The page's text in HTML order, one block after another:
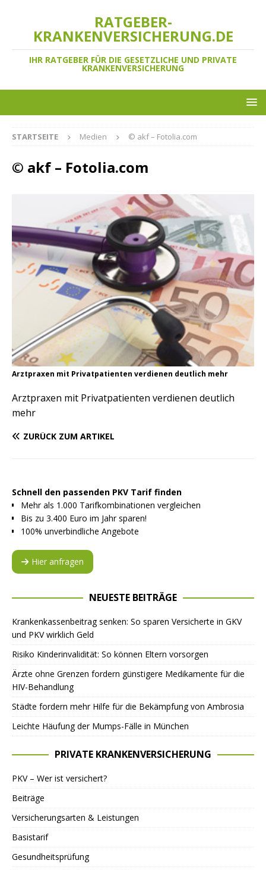
RATGEBER-
KRANKENVERSICHERUNG.DE
IHR RATGEBER FÜR DIE GESETZLICHE UND PRIVATE
KRANKENVERSICHERUNG
STARTSEITE Medien © akf – Fotolia.com
© akf – Fotolia.com
Arztpraxen mit Privatpatienten verdienen deutlich mehr
Arztpraxen mit Privatpatienten verdienen deutlich
mehr
ZURÜCK ZUM ARTIKEL
Schnell den passenden PKV Tarif finden
Mehr als 1.000 Tarifkombinationen vergleichen
Bis zu 3.400 Euro im Jahr sparen!
100% unverbindliche Angebote
Hier anfragen
NEUESTE BEITRÄGE
Krankenkassenbeitrag senken: So sparen Versicherte in GKV
und PKV wirklich Geld
Risiko Kinderinvalidität: So können Eltern vorsorgen
Ärzte ohne Grenzen fordern günstigere Medikamente für die
HIV-Behandlung
Städte fordern mehr Hilfe für die Bekämpfung von Ambrosia
Leichte Häufung der Mumps-Fälle in München
PRIVATE KRANKENVERSICHERUNG
PKV – Wer ist versichert?
Beiträge
Versicherungsarten & Leistungen
Basistarif
Gesundheitsprüfung